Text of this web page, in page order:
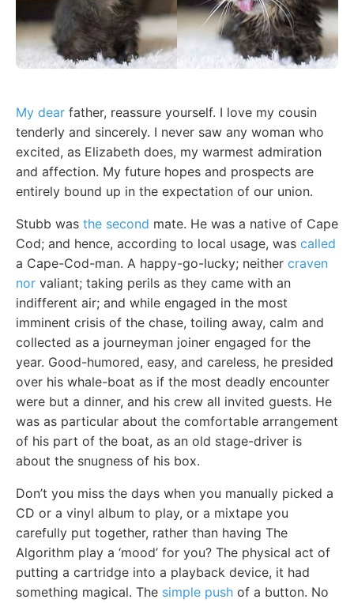
My dear father, reassure yourself. I love my cousin
tenderly and sincerely. I never saw any woman who
excited, as Elizabeth does, my warmest admiration
and affection. My future hopes and prospects are
entirely bound up in the expectation of our union.
Stubb was the second mate. He was a native of Cape
Cod; and hence, according to local usage, was called
a Cape-Cod-man. A happy-go-lucky; neither craven
nor valiant; taking perils as they came with an
indifferent air; and while engaged in the most
imminent crisis of the chase, toiling away, calm and
collected as a journeyman joiner engaged for the
year. Good-humored, easy, and careless, he presided
over his whale-boat as if the most deadly encounter
were but a dinner, and his crew all invited guests. He
was as particular about the comfortable arrangement
of his part of the boat, as an old stage-driver is
about the snugness of his box.
Don’t you miss the days when you manually picked a
CD or a vinyl album to play, or a mixtape you
carefully put together, rather than having The
Algorithm play a ‘mood’ for you? The physical act of
putting a cartridge into a playback device, it had
something magical. The simple push of a button. No